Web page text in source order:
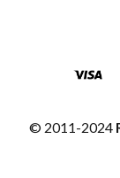
© 2011-2024